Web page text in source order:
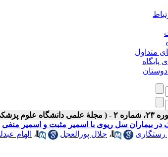
متداول
پایگاه
دوستان
دانشگاه علوم پزشکی همدان-تابستان ۱۳۹۵ )
در بیماران سل ریوی با اسمیر مثبت و اسمیر منفی
رستگاری ، جلال پورالعجل ، الهام